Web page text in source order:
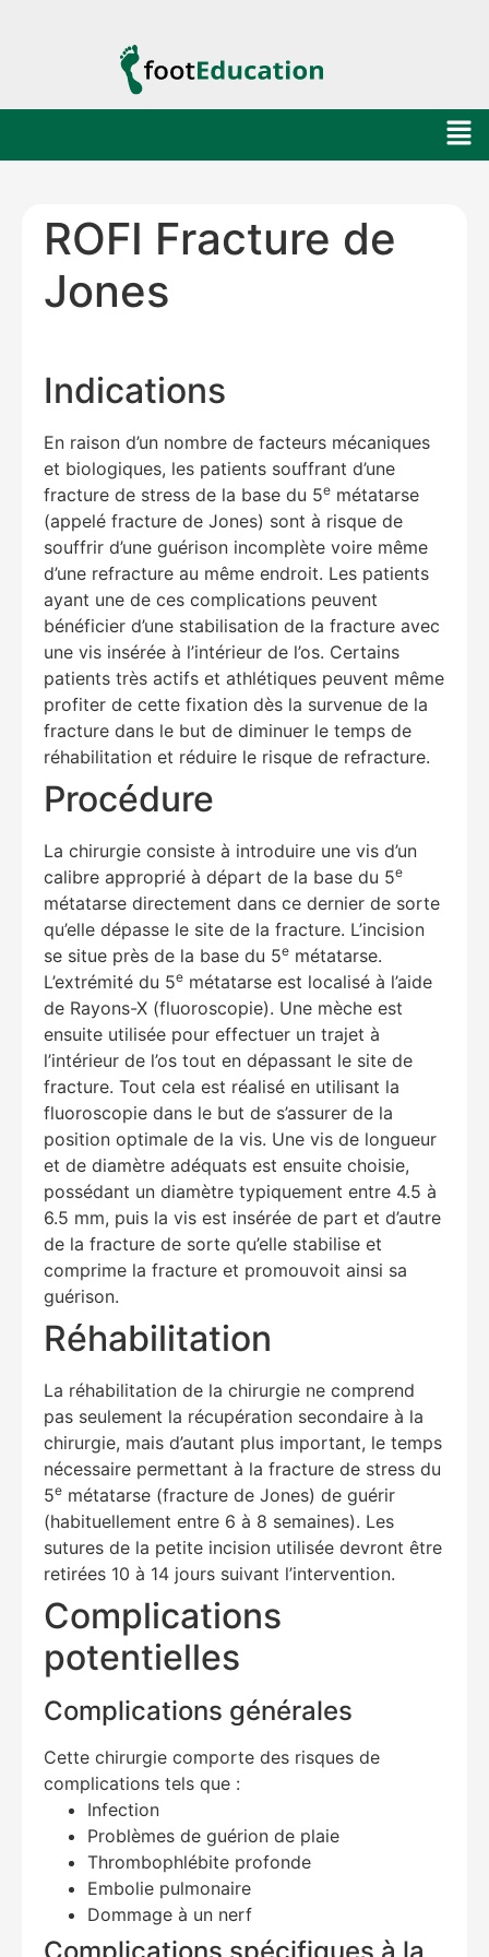
ROFI Fracture de
Jones
Indications
En raison d’un nombre de facteurs mécaniques
et biologiques, les patients souffrant d’une
fracture de stress de la base du 5e métatarse
(appelé fracture de Jones) sont à risque de
souffrir d’une guérison incomplète voire même
d’une refracture au même endroit. Les patients
ayant une de ces complications peuvent
bénéficier d’une stabilisation de la fracture avec
une vis insérée à l’intérieur de l’os. Certains
patients très actifs et athlétiques peuvent même
profiter de cette fixation dès la survenue de la
fracture dans le but de diminuer le temps de
réhabilitation et réduire le risque de refracture.
Procédure
La chirurgie consiste à introduire une vis d’un
calibre approprié à départ de la base du 5e
métatarse directement dans ce dernier de sorte
qu’elle dépasse le site de la fracture. L’incision
se situe près de la base du 5e métatarse.
L’extrémité du 5e métatarse est localisé à l’aide
de Rayons-X (fluoroscopie). Une mèche est
ensuite utilisée pour effectuer un trajet à
l’intérieur de l’os tout en dépassant le site de
fracture. Tout cela est réalisé en utilisant la
fluoroscopie dans le but de s’assurer de la
position optimale de la vis. Une vis de longueur
et de diamètre adéquats est ensuite choisie,
possédant un diamètre typiquement entre 4.5 à
6.5 mm, puis la vis est insérée de part et d’autre
de la fracture de sorte qu’elle stabilise et
comprime la fracture et promouvoit ainsi sa
guérison.
Réhabilitation
La réhabilitation de la chirurgie ne comprend
pas seulement la récupération secondaire à la
chirurgie, mais d’autant plus important, le temps
nécessaire permettant à la fracture de stress du
5e métatarse (fracture de Jones) de guérir
(habituellement entre 6 à 8 semaines). Les
sutures de la petite incision utilisée devront être
retirées 10 à 14 jours suivant l’intervention.
Complications
potentielles
Complications générales
Cette chirurgie comporte des risques de
complications tels que :
Infection
Problèmes de guérion de plaie
Thrombophlébite profonde
Embolie pulmonaire
Dommage à un nerf
Complications spécifiques à la
Education Al
Hello! How can I assist you today?